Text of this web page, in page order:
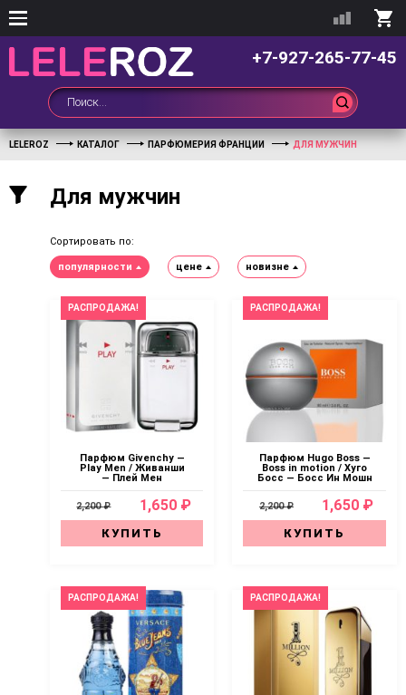
+7-927-265-77-45
LELEROZ КАТАЛОГ ПАРФЮМЕРИЯ ФРАНЦИИ ДЛЯ МУЖЧИН
Для мужчин
Сортировать по:
популярности цене новизне
РАСПРОДАЖА!
Парфюм Givenchy —
Play Men / Живанши
— Плей Мен
2,200 ₽ 1,650 ₽
КУПИТЬ
РАСПРОДАЖА!
Парфюм Hugo Boss —
Boss in motion / Хуго
Босс — Босс Ин Мошн
2,200 ₽ 1,650 ₽
КУПИТЬ
РАСПРОДАЖА! РАСПРОДАЖА!